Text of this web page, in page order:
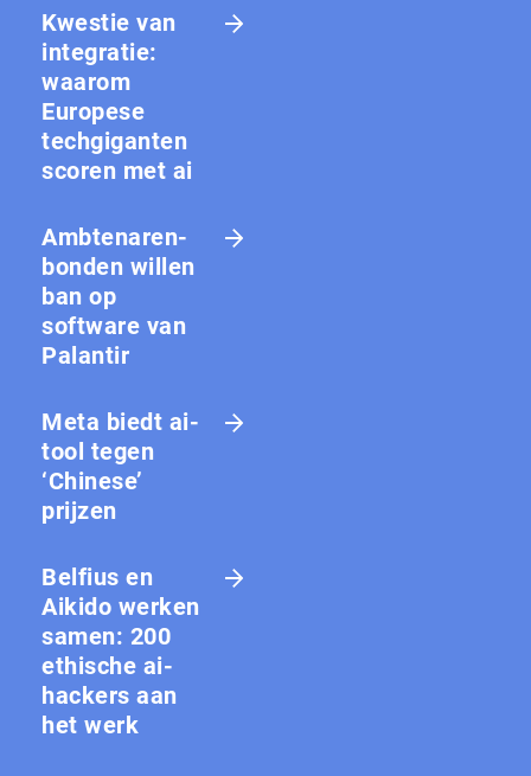
Kwestie van
integratie:
waarom
Europese
techgiganten
scoren met ai
Amb­te­na­ren­
bon­den willen
ban op
software van
Palantir
Meta biedt ai-
tool tegen
‘Chinese’
prijzen
Belfius en
Aikido werken
samen: 200
ethische ai-
hackers aan
het werk